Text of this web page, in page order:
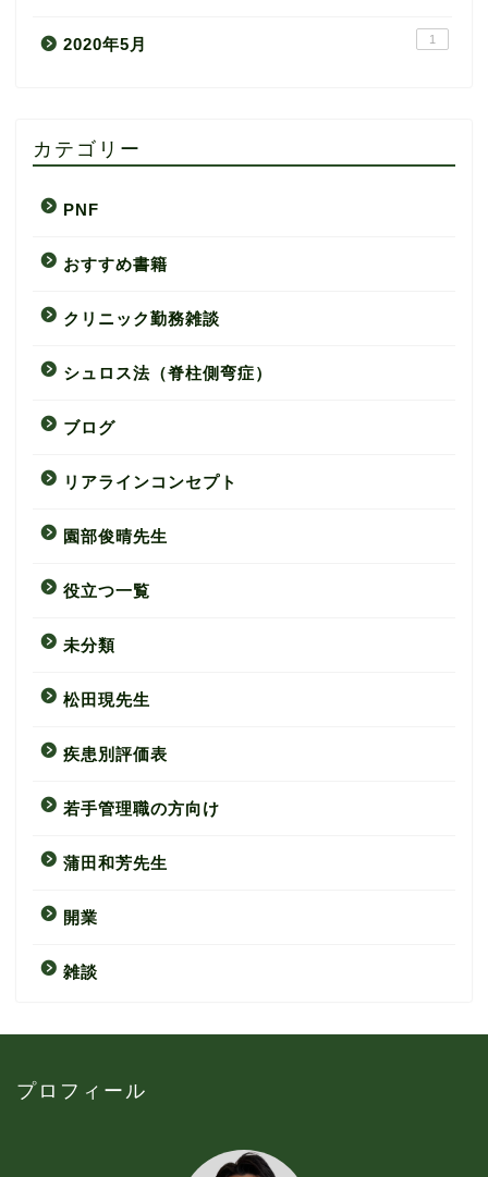
2020年5月 1
カテゴリー
PNF
おすすめ書籍
クリニック勤務雑談
シュロス法（脊柱側弯症）
ブログ
リアラインコンセプト
園部俊晴先生
役立つ一覧
未分類
松田現先生
疾患別評価表
若手管理職の方向け
蒲田和芳先生
開業
雑談
プロフィール